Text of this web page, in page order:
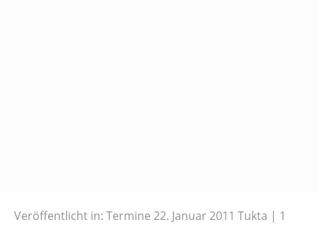
Veröffentlicht in: Termine 22. Januar 2011 Tukta
1